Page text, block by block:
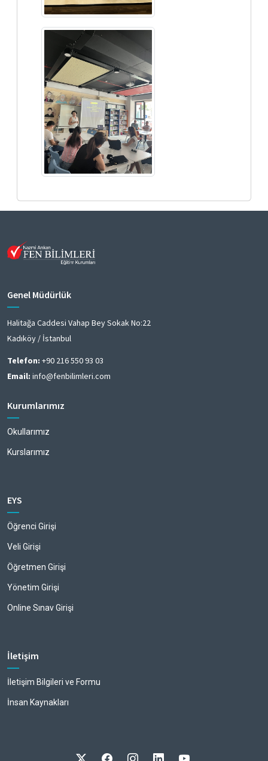
Genel Müdürlük
Halitağa Caddesi Vahap Bey Sokak No:22
Kadıköy / İstanbul
Telefon: +90 216 550 93 03
Email: info@fenbilimleri.com
Kurumlarımız
Okullarımız
Kurslarımız
EYS
Öğrenci Girişi
Veli Girişi
Öğretmen Girişi
Yönetim Girişi
Online Sınav Girişi
İletişim
İletişim Bilgileri ve Formu
İnsan Kaynakları